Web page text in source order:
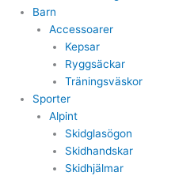
Barn
Accessoarer
Kepsar
Ryggsäckar
Träningsväskor
Sporter
Alpint
Skidglasögon
Skidhandskar
Skidhjälmar